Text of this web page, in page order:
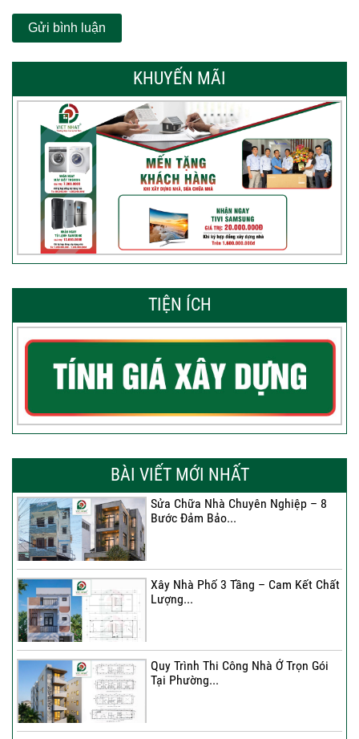
KHUYẾN MÃI
TIỆN ÍCH
BÀI VIẾT MỚI NHẤT
Sửa Chữa Nhà Chuyên Nghiệp – 8
Bước Đảm Bảo...
Xây Nhà Phố 3 Tầng – Cam Kết Chất
Lượng...
Quy Trình Thi Công Nhà Ở Trọn Gói
Tại Phường...